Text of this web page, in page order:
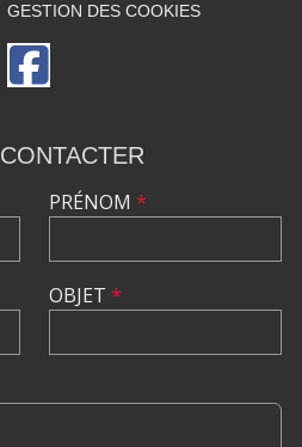
GESTION DES COOKIES
PRÉNOM *
OBJET *